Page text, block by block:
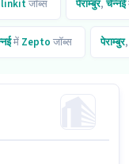
जॉब्स पेराम्बुर,चेन्नई
में Zepto जॉब्स पेराम्बुर